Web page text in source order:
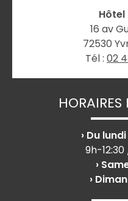
Hôtel
16 av
72530
Tél : 02
HORAIRES
› Du
9h-12:30
›
›